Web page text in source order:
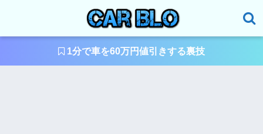
1分で車を60万円値引きする裏技